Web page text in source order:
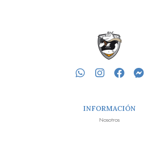
INFORMACIÓN
Nosotros